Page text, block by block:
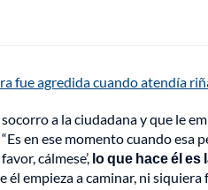
fue agredida cuando atendía
a la ciudadana y que le
en ese momento cuando esa
cálmese’, lo que hace él
él empieza a caminar, ni siquiera